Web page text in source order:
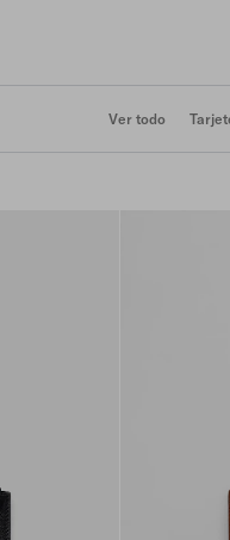
Ver todo